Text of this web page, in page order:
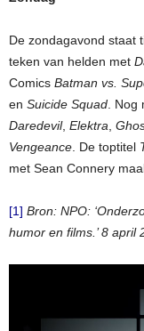
De zondagavond staat
teken van helden met
Comics Batman vs.
en Suicide Squad .
Daredevil, Elektra
Vengeance . De toptitel
met Sean Connery
[1] Bron: NPO:
humor en films.’ 8 april